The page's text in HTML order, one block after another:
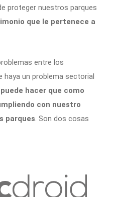
proteger nuestros parques
que le pertenece a
entre los
haya un problema sectorial
hacer que como
con nuestro
parques. Son dos cosas